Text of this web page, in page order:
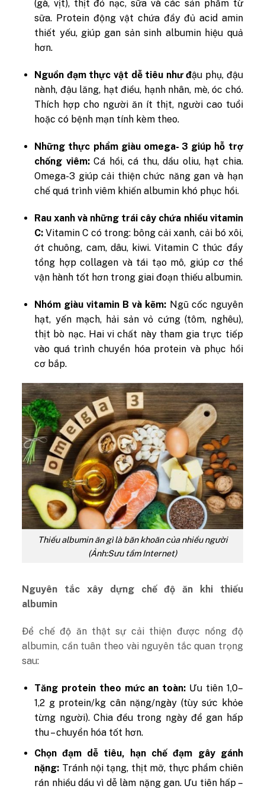
(gà, vịt), thịt đỏ nạc, sữa và các sản phẩm từ
sữa. Protein động vật chứa đầy đủ acid amin
thiết yếu, giúp gan sản sinh albumin hiệu quả
hơn.
Nguồn đạm thực vật dễ tiêu như đậu phụ, đậu
nành, đậu lăng, hạt điều, hạnh nhân, mè, óc chó.
Thích hợp cho người ăn ít thịt, người cao tuổi
hoặc có bệnh mạn tính kèm theo.
Những thực phẩm giàu omega- 3 giúp hỗ trợ
chống viêm:Cá hồi, cá thu, dầu oliu, hạt chia.
Omega-3 giúp cải thiện chức năng gan và hạn
chế quá trình viêm khiến albumin khó phục hồi.
Rau xanh và những trái cây chứa nhiều vitamin
C:Vitamin C có trong: bông cải xanh, cải bó xôi,
ớt chuông, cam, dâu, kiwi. Vitamin C thúc đẩy
tổng hợp collagen và tái tạo mô, giúp cơ thể
vận hành tốt hơn trong giai đoạn thiếu albumin.
Nhóm giàu vitamin B và kẽm: Ngũ cốc nguyên
hạt, yến mạch, hải sản vỏ cứng (tôm, nghêu),
thịt bò nạc. Hai vi chất này tham gia trực tiếp
vào quá trình chuyển hóa protein và phục hồi
cơ bắp.
Thiếu albumin ăn gì là băn khoăn của nhiều người
(Ảnh:Sưu tầm Internet)
Nguyên tắc xây dựng chế độ ăn khi thiếu
albumin
Để chế độ ăn thật sự cải thiện được nồng độ
albumin, cần tuân theo vài nguyên tắc quan trọng
sau:
Tăng protein theo mức an toàn: Ưu tiên 1,0–
1,2 g protein/kg cân nặng/ngày (tùy sức khỏe
từng người). Chia đều trong ngày để gan hấp
thu – chuyển hóa tốt hơn.
Chọn đạm dễ tiêu, hạn chế đạm gây gánh
nặng: Tránh nội tạng, thịt mỡ, thực phẩm chiên
rán nhiều dầu vì dễ làm nặng gan. Ưu tiên hấp –